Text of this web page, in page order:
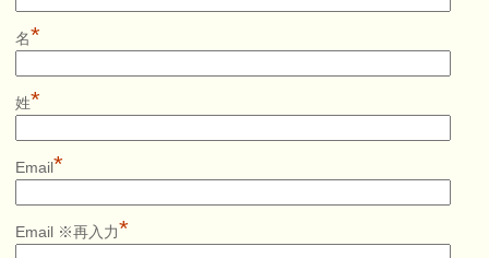
名*
姓*
Email*
Email ※再入力*